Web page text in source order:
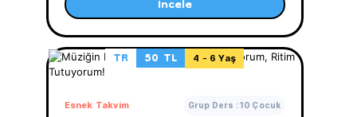
TR
50 TL 4 - 6 Yaş
Esnek Takvim Grup Ders : 10 Çocuk